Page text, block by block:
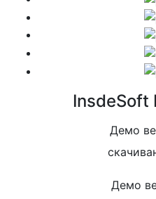
InsdeSoft
Демо
Демо